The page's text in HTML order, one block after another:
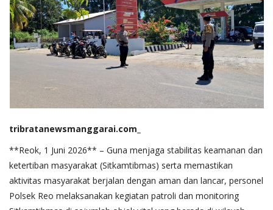
tribratanewsmanggarai.com_
**Reok, 1 Juni 2026** – Guna menjaga stabilitas keamanan dan
ketertiban masyarakat (Sitkamtibmas) serta memastikan
aktivitas masyarakat berjalan dengan aman dan lancar, personel
Polsek Reo melaksanakan kegiatan patroli dan monitoring